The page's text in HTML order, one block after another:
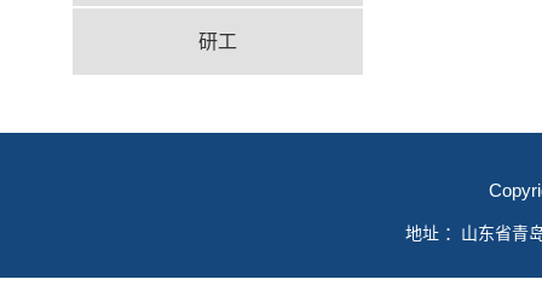
研工
地址 ：山东省青